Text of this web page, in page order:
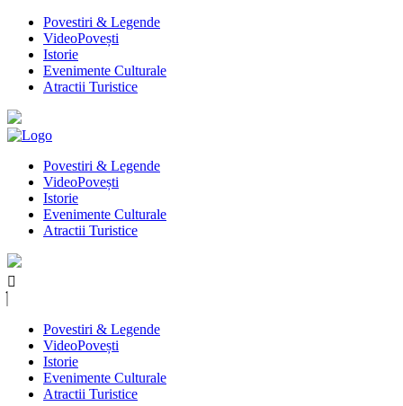
Povestiri & Legende
VideoPovești
Istorie
Evenimente Culturale
Atractii Turistice
Povestiri & Legende
VideoPovești
Istorie
Evenimente Culturale
Atractii Turistice
Povestiri & Legende
VideoPovești
Istorie
Evenimente Culturale
Atractii Turistice